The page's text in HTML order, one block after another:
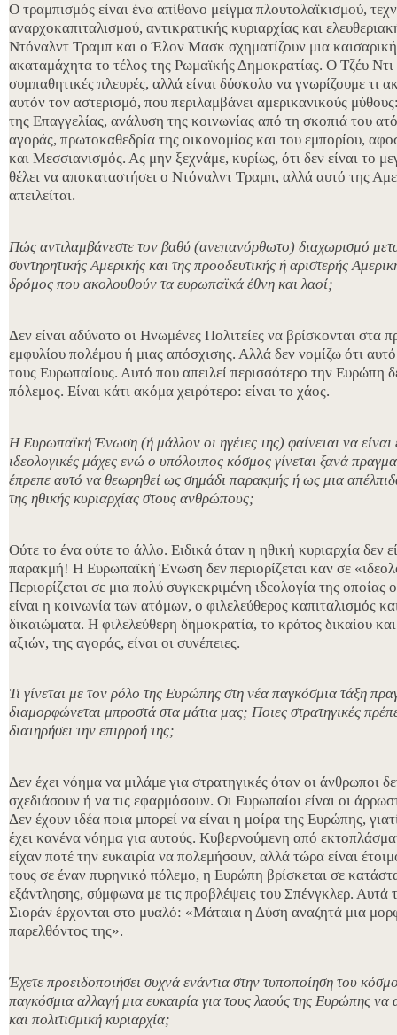
Ο τραμπισμός είναι ένα απίθανο μείγμα πλουτολαϊκισμού,
αναρχοκαπιταλισμού, αντικρατικής κυριαρχίας και
Ντόναλντ Τραμπ και ο Έλον Μασκ σχηματίζουν μια καισαρική
ακαταμάχητα το τέλος της Ρωμαϊκής Δημοκρατίας. Ο Τζέυ Ντι
συμπαθητικές πλευρές, αλλά είναι δύσκολο να γνωρίζουμε τι
αυτόν τον αστερισμό, που περιλαμβάνει αμερικανικούς
της Επαγγελίας, ανάλυση της κοινωνίας από τη σκοπιά του
αγοράς, πρωτοκαθεδρία της οικονομίας και του εμπορίου,
και Μεσσιανισμός. Ας μην ξεχνάμε, κυρίως, ότι δεν είναι το
θέλει να αποκαταστήσει ο Ντόναλντ Τραμπ, αλλά αυτό της
απειλείται.
Πώς αντιλαμβάνεστε τον βαθύ (ανεπανόρθωτο) διαχωρισμό
συντηρητικής Αμερικής και της προοδευτικής ή αριστερής
δρόμος που ακολουθούν τα ευρωπαϊκά έθνη και λαοί;
Δεν είναι αδύνατο οι Ηνωμένες Πολιτείες να βρίσκονται στα
εμφυλίου πολέμου ή μιας απόσχισης. Αλλά δεν νομίζω ότι αυτό
τους Ευρωπαίους. Αυτό που απειλεί περισσότερο την Ευρώπη
πόλεμος. Είναι κάτι ακόμα χειρότερο: είναι το χάος.
Η Ευρωπαϊκή Ένωση (ή μάλλον οι ηγέτες της) φαίνεται να είναι
ιδεολογικές μάχες ενώ ο υπόλοιπος κόσμος γίνεται ξανά
έπρεπε αυτό να θεωρηθεί ως σημάδι παρακμής ή ως μια
της ηθικής κυριαρχίας στους ανθρώπους;
Ούτε το ένα ούτε το άλλο. Ειδικά όταν η ηθική κυριαρχία δεν
παρακμή! Η Ευρωπαϊκή Ένωση δεν περιορίζεται καν σε
Περιορίζεται σε μια πολύ συγκεκριμένη ιδεολογία της οποίας
είναι η κοινωνία των ατόμων, ο φιλελεύθερος καπιταλισμός
δικαιώματα. Η φιλελεύθερη δημοκρατία, το κράτος δικαίου
αξιών, της αγοράς, είναι οι συνέπειες.
Τι γίνεται με τον ρόλο της Ευρώπης στη νέα παγκόσμια τάξη
διαμορφώνεται μπροστά στα μάτια μας; Ποιες στρατηγικές
διατηρήσει την επιρροή της;
Δεν έχει νόημα να μιλάμε για στρατηγικές όταν οι άνθρωποι
σχεδιάσουν ή να τις εφαρμόσουν. Οι Ευρωπαίοι είναι οι
Δεν έχουν ιδέα ποια μπορεί να είναι η μοίρα της Ευρώπης,
έχει κανένα νόημα για αυτούς. Κυβερνούμενη από
είχαν ποτέ την ευκαιρία να πολεμήσουν, αλλά τώρα είναι
τους σε έναν πυρηνικό πόλεμο, η Ευρώπη βρίσκεται σε
εξάντλησης, σύμφωνα με τις προβλέψεις του Σπένγκλερ. Αυτά
Σιοράν έρχονται στο μυαλό: «Μάταια η Δύση αναζητά μια
παρελθόντος της».
Έχετε προειδοποιήσει συχνά ενάντια στην τυποποίηση του
παγκόσμια αλλαγή μια ευκαιρία για τους λαούς της Ευρώπης να
και πολιτισμική κυριαρχία;